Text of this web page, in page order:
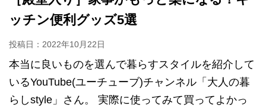
ッチン便利グッズ5選
投稿日： 2022年10月22日
本当に良いものを選んで暮らすスタイルを紹介して
いるYouTube(ユーチューブ)チャンネル「大人の暮
らしstyle」さん。 実際に使ってみて買ってよかっ